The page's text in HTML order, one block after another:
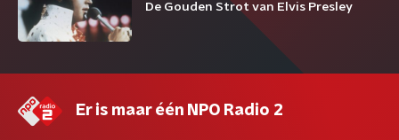
De Gouden Strot van Elvis Presley
Er is maar één NPO Radio 2